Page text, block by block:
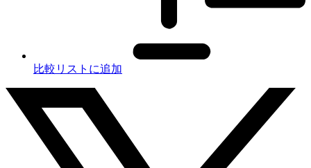
比較リストに追加